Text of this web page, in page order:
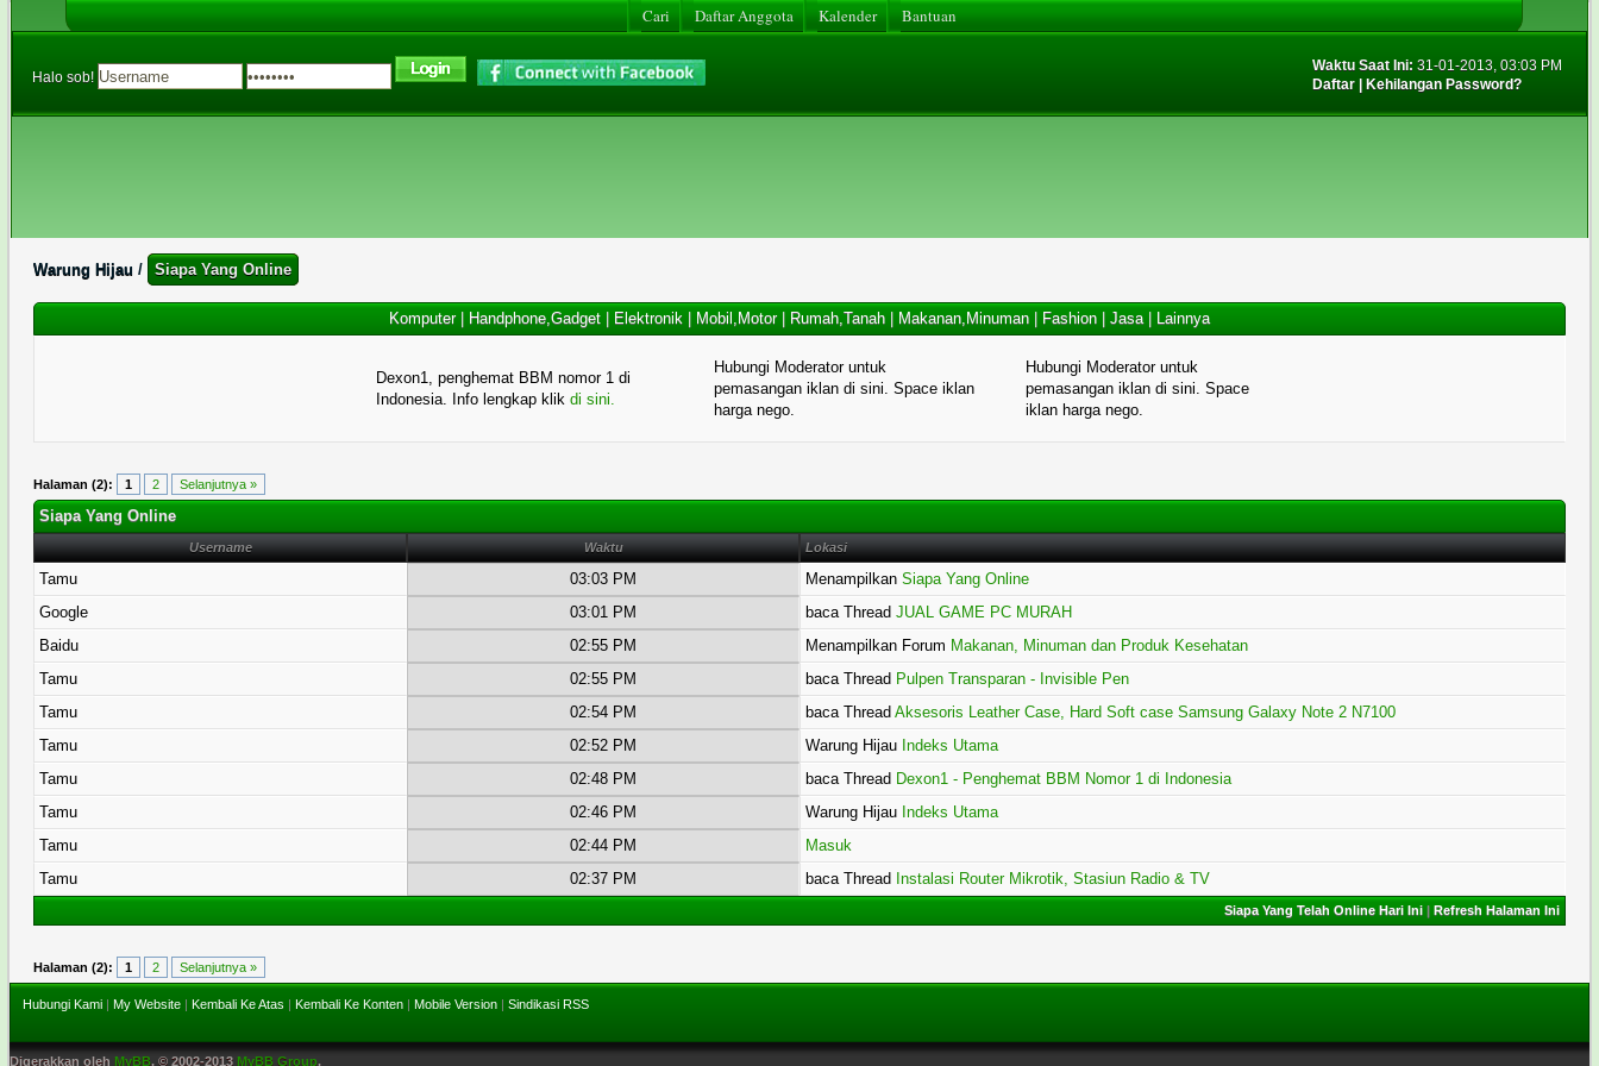
Cari Daftar Anggota Kalender Bantuan
Halo sob!
Waktu Saat Ini: 31-01-2013, 03:03 PM
Daftar
Kehilangan Password?
Warung Hijau / Siapa Yang Online
Komputer| Handphone,Gadget Elektronik Mobil,Motor| Rumah,Tanah Makanan,Minuman Fashion |Jasa| Lainnya
Dexon1, penghemat BBM nomor 1 di
Indonesia. Info lengkap klikdi sini.
Hubungi Moderator untuk
pemasangan iklan di sini. Space iklan
harga nego.
Hubungi Moderator untuk
pemasangan iklan di sini. Space
iklan harga nego.
Halaman (2): 1 2 Selanjutnya »
Siapa Yang Online
Username Waktu Lokasi
Tamu 03:03 PM MenampilkanSiapa Yang Online
Google
03:01 PM baca ThreadJUAL GAME PC MURAH
Baidu
02:55 PM Menampilkan Forum Makanan, Minuman dan Produk Kesehatan
Tamu
02:55 PM baca Thread Pulpen Transparan - Invisible Pen
Tamu
02:54 PM baca ThreadAksesoris Leather Case, Hard Soft case Samsung Galaxy Note 2 N7100
Tamu
02:52 PM Warung Hijau Indeks Utama
Tamu
02:48 PM baca Thread Dexon1 - Penghemat BBM Nomor 1 di Indonesia
Tamu
02:46 PM Warung Hijau Indeks Utama
Tamu
02:44 PM
Masuk
Tamu
02:37 PM baca Thread Instalasi Router Mikrotik, Stasiun Radio & TV
Siapa Yang Telah Online Hari Ini |Refresh Halaman Ini
Halaman (2): 1 2 Selanjutnya »
Hubungi Kami | My Website | Kembali Ke Atas | Kembali Ke Konten | Mobile Version | Sindikasi RSS
Digerakkan oleh MyBB, © 2002-2013 MyBB Group.